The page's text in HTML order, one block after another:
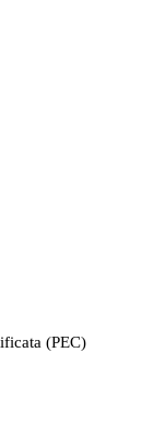
(PEC)